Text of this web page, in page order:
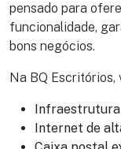
pensado para
funcionalidade,
bons negócios.
Na BQ Escritórios,
Internet de